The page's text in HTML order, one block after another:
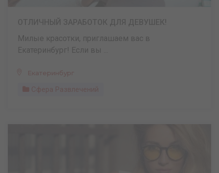
Милые красотки, приглашаем вас в
Екатеринбург! Если вы ...
Екатеринбург
Сфера Развлечений